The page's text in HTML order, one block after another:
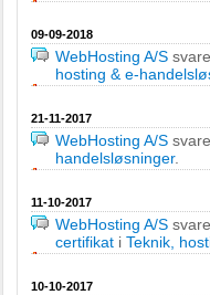
09-09-2018
WebHosting A/S
hosting & e-
21-11-2017
WebHosting A/S
handelsløsninger.
11-10-2017
WebHosting A/S
certifikat i Teknik,
10-10-2017